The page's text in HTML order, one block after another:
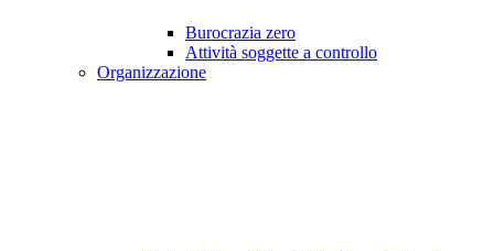
Burocrazia zero
Attività soggette a controllo
Organizzazione